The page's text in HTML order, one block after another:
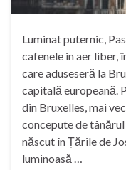
Luminat puternic,
cafenele in aer liber,
care aduseseră la
capitală europeană.
din Bruxelles, mai
concepute de
născut în Țările de
luminoasă …